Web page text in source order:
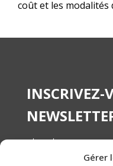
Gérer
coût et les modalités
INSCRIVEZ-
et restez au